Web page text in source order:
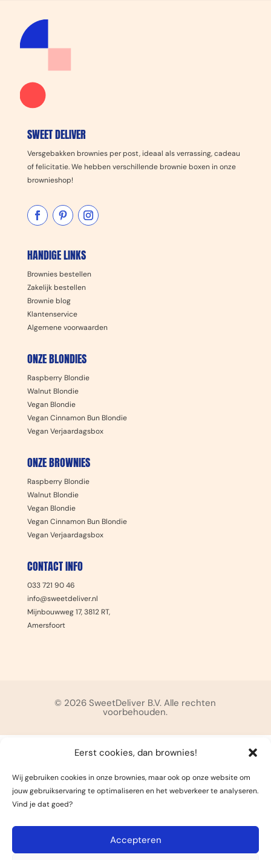
Eerst cookies, dan brownies!
Wij gebruiken cookies in onze brownies, maar ook op onze website om
jouw gebruikservaring te optimaliseren en het webverkeer te analyseren.
Vind je dat goed?
Accepteren
SWEET DELIVER
Versgebakken brownies per post, ideaal als verrassing, cadeau
of felicitatie. We hebben verschillende brownie boxen in onze
brownieshop!
HANDIGE LINKS
Brownies bestellen
Zakelijk bestellen
Brownie blog
Klantenservice
Algemene voorwaarden
ONZE BLONDIES
Raspberry Blondie
Walnut Blondie
Vegan Blondie
Vegan Cinnamon Bun Blondie
Vegan Verjaardagsbox
ONZE BROWNIES
Raspberry Blondie
Walnut Blondie
Vegan Blondie
Vegan Cinnamon Bun Blondie
Vegan Verjaardagsbox
CONTACT INFO
033 721 90 46
info@sweetdeliver.nl
Mijnbouwweg 17, 3812 RT,
Amersfoort
© 2026 SweetDeliver B.V. Alle rechten
voorbehouden.